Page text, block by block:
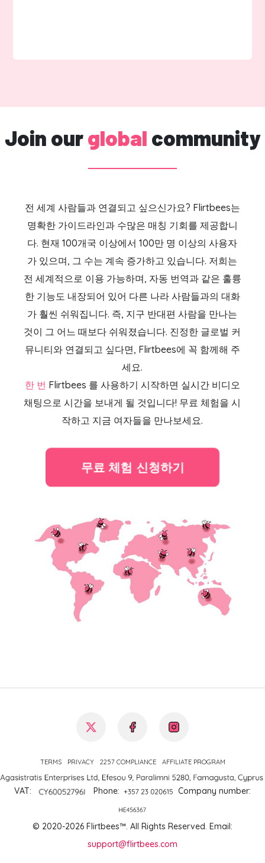
Join ourglobal community
전 세계 사람들과 연결되고 싶으신가요? Flirtbees는
명확한 가이드라인과 수많은 매칭 기회를 제공합니
다. 현재 100개국 이상에서 100만 명 이상의 사용자
가 있으며, 그 수는 계속 증가하고 있습니다. 저희는
전 세계적으로 이용 가능하며, 자동 번역과 같은 훌륭
한 기능도 내장되어 있어 다른 나라 사람들과의 대화
가 훨씬 쉬워집니다. 즉, 지구 반대편 사람을 만나는
것이 그 어느 때보다 쉬워졌습니다. 진정한 글로벌 커
뮤니티와 연결되고 싶다면, Flirtbees에 꼭 함께해 주
세요.
한 번 Flirtbees 를 사용하기 시작하면 실시간 비디오
채팅으로 시간을 보내게 될 것입니다! 무료 체험을 시
작하고 지금 여자들을 만나보세요.
무료 체험 신청하기
TERMS PRIVACY 2257 COMPLIANCE AFFILIATE PROGRAM
VAT: Phone: Company number:
© 2020-2026 Flirtbees™. All Rights Reserved. Email:
support@flirtbees.com